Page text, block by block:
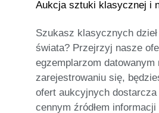
Aukcja sztuki klasycznej i
Szukasz klasycznych
świata? Przejrzyj nasze
egzemplarzom
zarejestrowaniu się,
ofert aukcyjnych
cennym źródłem